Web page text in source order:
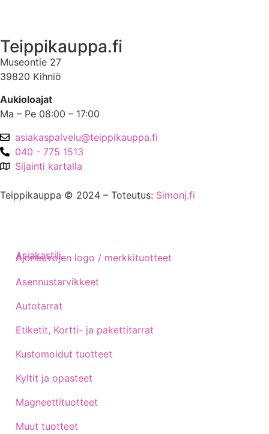
Teippikauppa.fi
Museontie 27
39820 Kihniö
Aukioloajat
Ma – Pe 08:00 – 17:00
asiakaspalvelu@teippikauppa.fi
040 - 775 1513
Sijainti kartalla
Teippikauppa © 2024 – Toteutus: Simonj.fi
Ajoneuvojen logo / merkkituotteet
Asennustarvikkeet
Autotarrat
Etiketit, Kortti- ja pakettitarrat
Kustomoidut tuotteet
Kyltit ja opasteet
Magneettituotteet
Muut tuotteet
Asiakastili